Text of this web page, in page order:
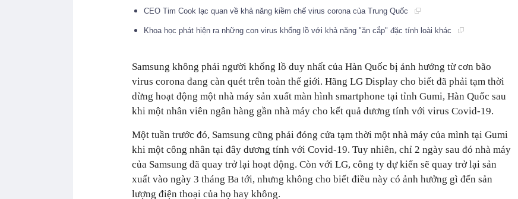
CEO Tim Cook lạc quan về khả năng kiềm chế virus corona của Trung Quốc
Khoa học phát hiện ra những con virus khổng lồ với khả năng "ăn cắp" đặc tính loài khác
Samsung không phải người khổng lồ duy nhất của Hàn Quốc bị ảnh hưởng từ cơn bão
virus corona đang càn quét trên toàn thế giới. Hãng LG Display cho biết đã phải tạm thời
dừng hoạt động một nhà máy sản xuất màn hình smartphone tại tỉnh Gumi, Hàn Quốc sau
khi một nhân viên ngân hàng gần nhà máy cho kết quả dương tính với virus Covid-19.
Một tuần trước đó, Samsung cũng phải đóng cửa tạm thời một nhà máy của mình tại Gumi
khi một công nhân tại đây dương tính với Covid-19. Tuy nhiên, chỉ 2 ngày sau đó nhà máy
của Samsung đã quay trở lại hoạt động. Còn với LG, công ty dự kiến sẽ quay trở lại sản
xuất vào ngày 3 tháng Ba tới, nhưng không cho biết điều này có ảnh hưởng gì đến sản
lượng điện thoại của họ hay không.